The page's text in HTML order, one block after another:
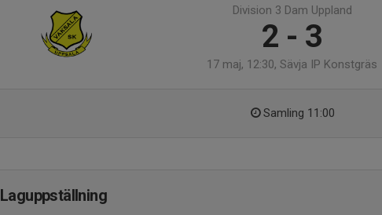
Division 3 Dam Uppland
2 - 3
17 maj, 12:30, Sävja IP Konstgräs
Samling 11:00
Laguppställning